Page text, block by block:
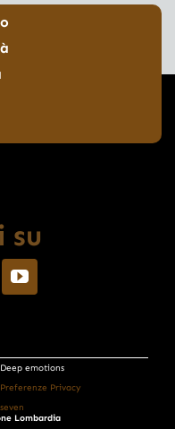
su
emotions
Preferenze Privacy
Lombardia